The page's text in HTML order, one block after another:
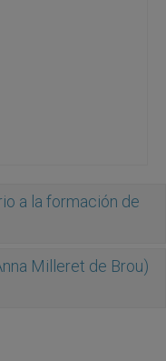
a la formación de
Milleret de Brou)